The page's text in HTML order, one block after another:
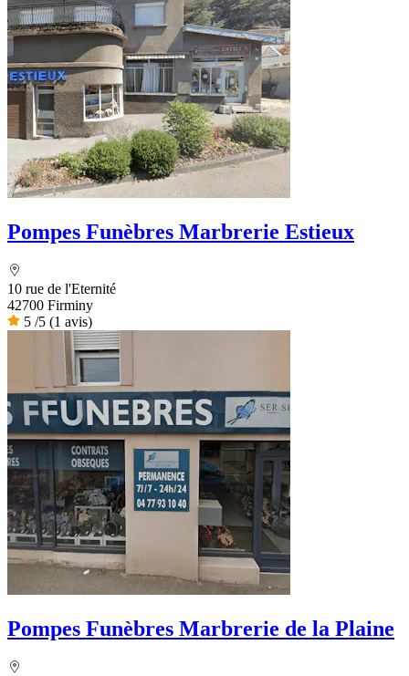
Pompes Funèbres Marbrerie Estieux
10 rue de l'Eternité
42700 Firminy
5 /5 (1 avis)
Pompes Funèbres Marbrerie de la Plaine